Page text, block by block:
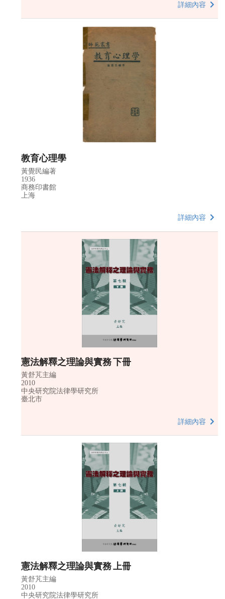
詳細內容
教育心理學
黃覺民編著
1936
商務印書館
上海
詳細內容
憲法解釋之理論與實務 下冊
黃舒芃主編
2010
中央研究院法律學研究所
臺北市
詳細內容
憲法解釋之理論與實務 上冊
黃舒芃主編
2010
中央研究院法律學研究所